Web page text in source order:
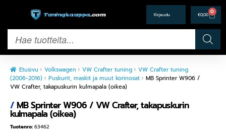
€0,00 0
Etusivu Volkswagen VW Crafter tuning
VW Crafter tuning
(2006-2016)
Puskurit, maskit ja muut korinosat
MB Sprinter W906 /
VW Crafter, takapuskurin kulmapala (oikea)
/MB Sprinter W906 / VW Crafter, takapuskurin
kulmapala (oikea)
Tuotenro: 63462